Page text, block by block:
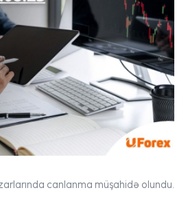
canlanma müşahidə olundu.